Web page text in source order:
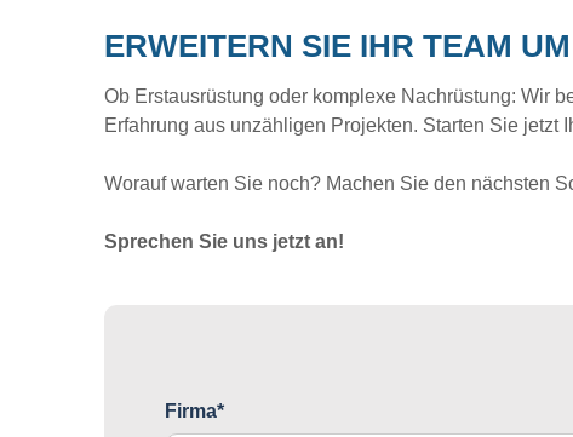
ERWEITERN SIE IHR TEAM
Ob Erstausrüstung oder komplexe Nachrüstung: Wir
Erfahrung aus unzähligen Projekten. Starten Sie jetzt
Worauf warten Sie noch? Machen Sie den nächsten
Sprechen Sie uns jetzt an!
Firma*